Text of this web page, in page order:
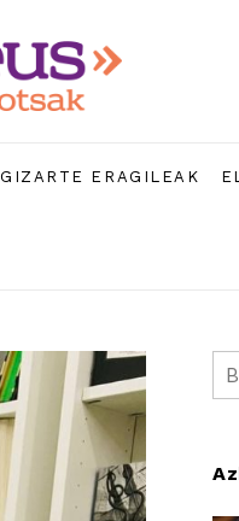
GIZARTE ERAGILEAK